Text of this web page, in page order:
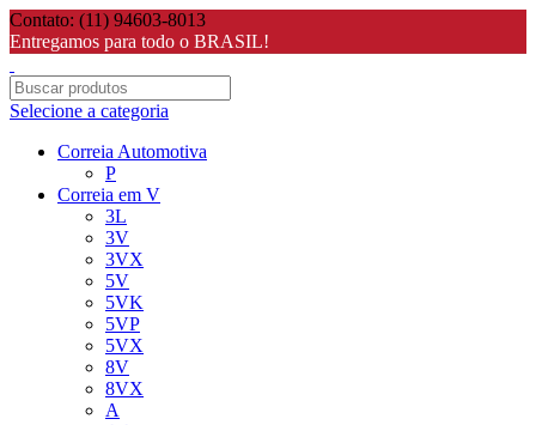
Contato: (11) 94603-8013
Entregamos para todo o BRASIL!
Selecione a categoria
Correia Automotiva
P
Correia em V
3L
3V
3VX
5V
5VK
5VP
5VX
8V
8VX
A